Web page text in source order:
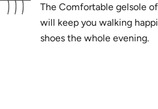
The Comfortable gelsole
will keep you walking
shoes the whole evening.